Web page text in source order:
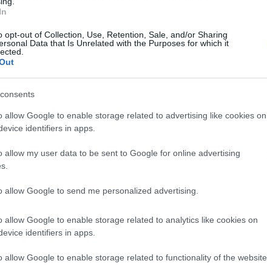
opt-out of Collection, Use, Retention, Sale, and/or Sharing
Data that Is Unrelated with the Purposes for which it
allow Google to enable storage related to advertising like cookies on
identifiers in apps.
allow my user data to be sent to Google for online advertising
allow Google to send me personalized advertising.
allow Google to enable storage related to analytics like cookies on
identifiers in apps.
allow Google to enable storage related to functionality of the website
ΤΩΡΑ
ζώδια είναι συνήθως κολλημένα στη μαμά τους